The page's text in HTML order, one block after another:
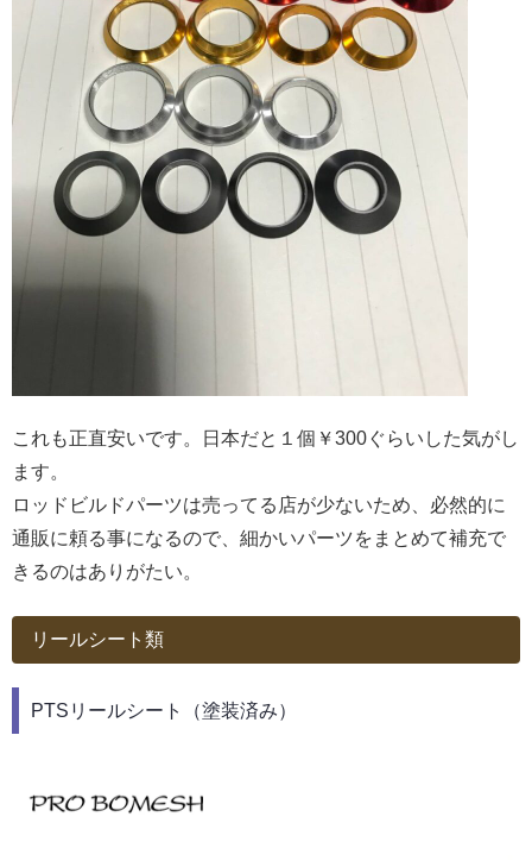
これも正直安いです。日本だと１個￥300ぐらいした気がし
ます。
ロッドビルドパーツは売ってる店が少ないため、必然的に
通販に頼る事になるので、細かいパーツをまとめて補充で
きるのはありがたい。
リールシート類
PTSリールシート（塗装済み）